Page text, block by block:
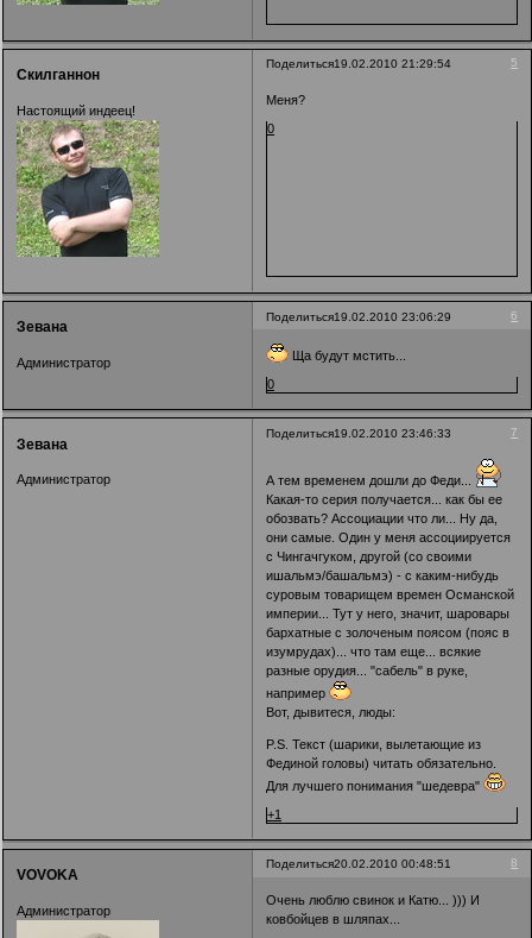
Поделиться 5
19.02.2010 21:29:54
Скилганнон
Настоящий индеец!
Меня?
0
Поделиться 6
19.02.2010 23:06:29
Зевана
Администратор
Ща будут мстить...
0
Поделиться 7
19.02.2010 23:46:33
Зевана
Администратор
А тем временем дошли до Феди...
Какая-то серия получается... как бы ее
обозвать? Ассоциации что ли... Ну да,
они самые. Один у меня ассоциируется
с Чингачгуком, другой (со своими
ишальмэ/башальмэ) - с каким-нибудь
суровым товарищем времен Османской
империи... Тут у него, значит, шаровары
бархатные с золоченым поясом (пояс в
изумрудах)... что там еще... всякие
разные орудия... "сабель" в руке,
например
Вот, дывитеся, люды:
P.S. Текст (шарики, вылетающие из
Фединой головы) читать обязательно.
Для лучшего понимания "шедевра"
+1
Поделиться 8
20.02.2010 00:48:51
VOVOKA
Администратор
Очень люблю свинок и Катю... ))) И
ковбойцев в шляпах...